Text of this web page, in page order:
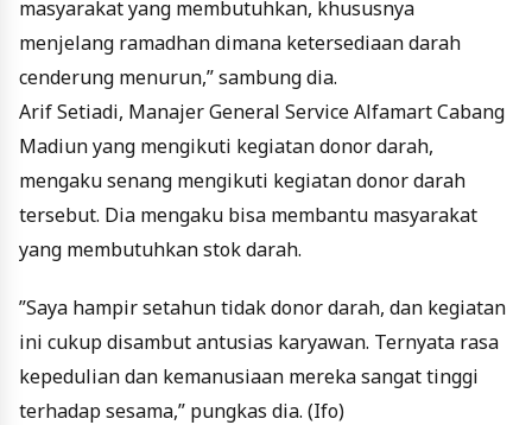
masyarakat yang membutuhkan, khususnya
menjelang ramadhan dimana ketersediaan darah
cenderung menurun,” sambung dia.
Arif Setiadi, Manajer General Service Alfamart Cabang
Madiun yang mengikuti kegiatan donor darah,
mengaku senang mengikuti kegiatan donor darah
tersebut. Dia mengaku bisa membantu masyarakat
yang membutuhkan stok darah.
”Saya hampir setahun tidak donor darah, dan kegiatan
ini cukup disambut antusias karyawan. Ternyata rasa
kepedulian dan kemanusiaan mereka sangat tinggi
terhadap sesama,” pungkas dia. (Ifo)